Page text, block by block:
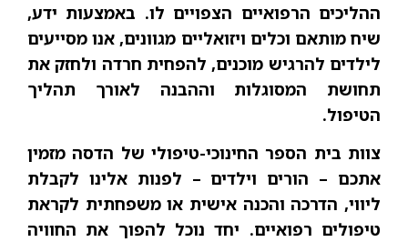
ההליכים הרפואיים הצפויים לו. באמצעות ידע,
שיח מותאם וכלים ויזואליים מגוונים, אנו מסייעים
לילדים להרגיש מוכנים, להפחית חרדה ולחזק את
תחושת המסוגלות וההבנה לאורך תהליך
הטיפול.
צוות בית הספר החינוכי-טיפולי של הדסה מזמין
אתכם – הורים וילדים – לפנות אלינו לקבלת
ליווי, הדרכה והכנה אישית או משפחתית לקראת
טיפולים רפואיים. יחד נוכל להפוך את החוויה